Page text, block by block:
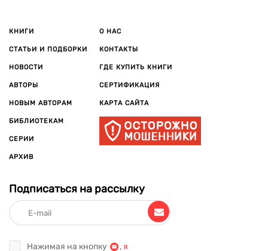
КНИГИ
СТАТЬИ И ПОДБОРКИ
НОВОСТИ
АВТОРЫ
НОВЫМ АВТОРАМ
БИБЛИОТЕКАМ
СЕРИИ
АРХИВ
О НАС
КОНТАКТЫ
ГДЕ КУПИТЬ КНИГИ
СЕРТИФИКАЦИЯ
КАРТА САЙТА
Подписаться на рассылку
Нажимая на кнопку , я